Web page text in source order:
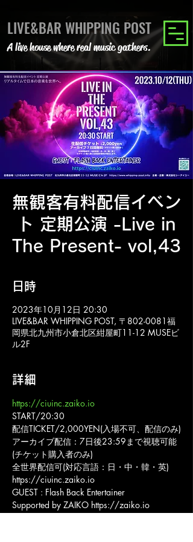
LIVE&BAR WHIPPING POST
A live house where real music gathers.
無観客有料配信イベン
ト 定期公演 -Live in
The Present- vol,43
日時
2023年10月12日 20:30
LIVE&BAR WHIPPING POST, 〒802-0081福
岡県北九州市小倉北区紺屋町11-12 MUSEビ
ル2F
詳細
https://ciuinc.zaiko.io
START/20:30
配信TICKET/2,000YEN(入場不可、配信のみ)
アーカイブ配信：7日後23:59まで視聴可能
(チケット購入者のみ)
全世界配信可(対応言語：日・中・韓・英)
https://ciuinc.zaiko.io
GUEST : Flash Back Entertainer
Supported by ZAIKO https://zaiko.io